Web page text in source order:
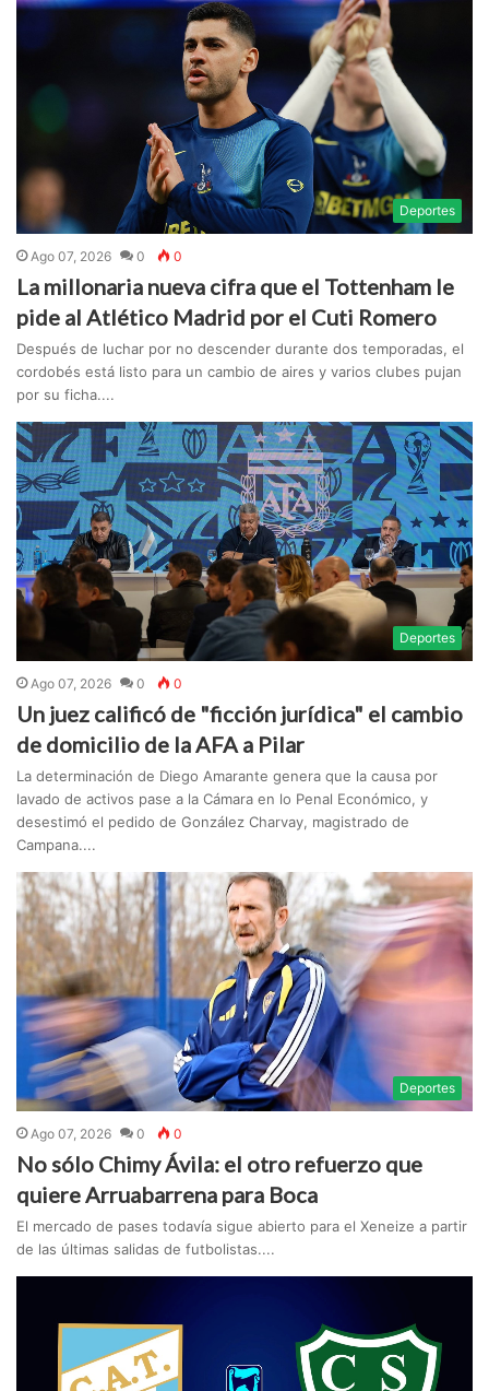
Deportes
Ago 07, 2026 0 0
La millonaria nueva cifra que el Tottenham le
pide al Atlético Madrid por el Cuti Romero
Después de luchar por no descender durante dos temporadas, el
cordobés está listo para un cambio de aires y varios clubes pujan
por su ficha....
Deportes
Ago 07, 2026 0 0
Un juez calificó de "ficción jurídica" el cambio
de domicilio de la AFA a Pilar
La determinación de Diego Amarante genera que la causa por
lavado de activos pase a la Cámara en lo Penal Económico, y
desestimó el pedido de González Charvay, magistrado de
Campana....
Deportes
Ago 07, 2026 0 0
No sólo Chimy Ávila: el otro refuerzo que
quiere Arruabarrena para Boca
El mercado de pases todavía sigue abierto para el Xeneize a partir
de las últimas salidas de futbolistas....